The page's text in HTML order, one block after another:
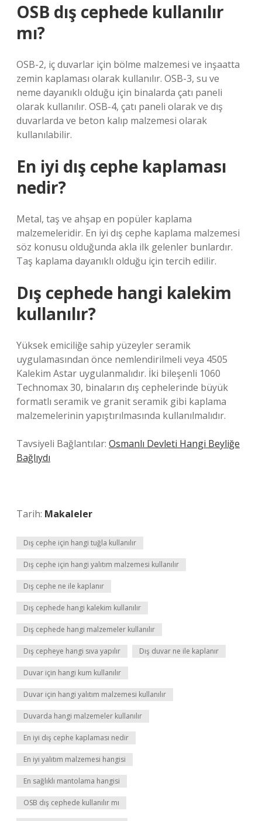
OSB dış cephede kullanılır
mı?
OSB-2, iç duvarlar için bölme malzemesi ve inşaatta
zemin kaplaması olarak kullanılır. OSB-3, su ve
neme dayanıklı olduğu için binalarda çatı paneli
olarak kullanılır. OSB-4, çatı paneli olarak ve dış
duvarlarda ve beton kalıp malzemesi olarak
kullanılabilir.
En iyi dış cephe kaplaması
nedir?
Metal, taş ve ahşap en popüler kaplama
malzemeleridir. En iyi dış cephe kaplama malzemesi
söz konusu olduğunda akla ilk gelenler bunlardır.
Taş kaplama dayanıklı olduğu için tercih edilir.
Dış cephede hangi kalekim
kullanılır?
Yüksek emiciliğe sahip yüzeyler seramik
uygulamasından önce nemlendirilmeli veya 4505
Kalekim Astar uygulanmalıdır. İki bileşenli 1060
Technomax 30, binaların dış cephelerinde büyük
formatlı seramik ve granit seramik gibi kaplama
malzemelerinin yapıştırılmasında kullanılmalıdır.
Tavsiyeli Bağlantılar: Osmanlı Devleti Hangi Beyliğe
Bağlıydı
Tarih: Makaleler
Dış cephe için hangi tuğla kullanılır
Dış cephe için hangi yalıtım malzemesi kullanılır
Dış cephe ne ile kaplanır
Dış cephede hangi kalekim kullanılır
Dış cephede hangi malzemeler kullanılır
Dış cepheye hangi sıva yapılır Dış duvar ne ile kaplanır
Duvar için hangi kum kullanılır
Duvar için hangi yalıtım malzemesi kullanılır
Duvarda hangi malzemeler kullanılır
En iyi dış cephe kaplaması nedir
En iyi yalıtım malzemesi hangisi
En sağlıklı mantolama hangisi
OSB dış cephede kullanılır mı